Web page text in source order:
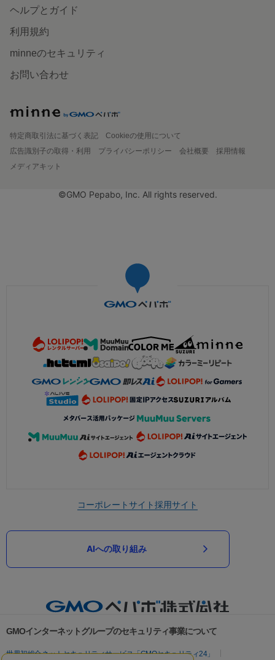
ヘルプとガイド
利用規約
minneのセキュリティ
お問い合わせ
特定商取引法に基づく表記
Cookieの使用について
広告識別子の取得・利用
プライバシーポリシー 会社概要
採用情報
メディアキット
©GMO Pepabo, Inc. All rights reserved.
コーポレートサイト採用サイト
AIへの取り組み
GMOインターネットグループのセキュリティ事業について
世界初総合ネットセキュリティサービス「GMOセキュリティ24」